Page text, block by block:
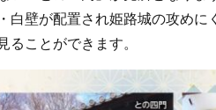
白壁が配置され姫路城の攻めに
ことができます。